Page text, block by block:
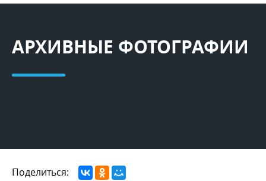
АРХИВНЫЕ ФОТОГРАФИИ
Поделиться: